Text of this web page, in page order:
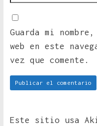
Guarda mi
web en este
vez que comente.
Este sitio usa